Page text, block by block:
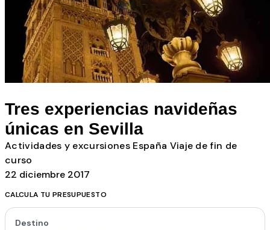
Tres experiencias navideñas
únicas en Sevilla
Actividades y excursiones España Viaje de fin de
curso
22 diciembre 2017
CALCULA TU PRESUPUESTO